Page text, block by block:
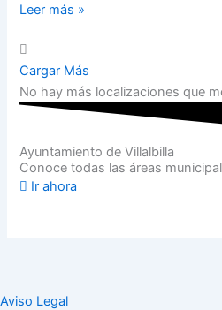
Leer más »
Cargar Más
No hay más localizaciones que
Ayuntamiento de Villalbilla
Conoce todas las áreas
Ir ahora
Aviso Legal